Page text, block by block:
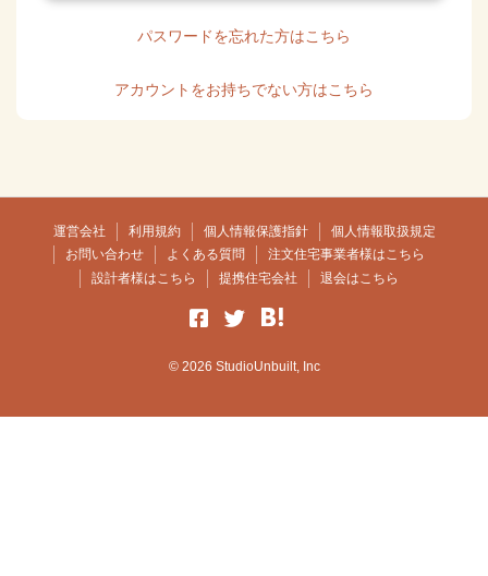
パスワードを忘れた方はこちら
アカウントをお持ちでない方はこちら
運営会社 利用規約 個人情報保護指針
個人情報取扱規定
お問い合わせ
よくある質問
注文住宅事業者様はこちら
設計者様はこちら
提携住宅会社 退会はこちら
© 2026 StudioUnbuilt, Inc